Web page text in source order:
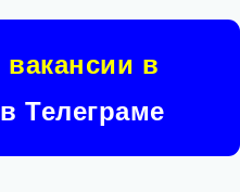
вакансии в
в Телеграме